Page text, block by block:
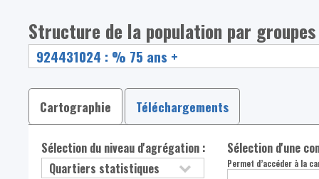
Structure de la population par
Cartographie Téléchargements
Sélection du niveau d'agrégation : Sélection d'une
Permet d’accéder à la